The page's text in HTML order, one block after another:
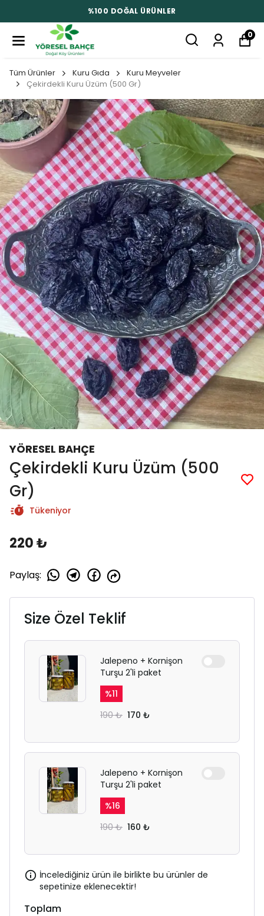
%100 DOĞAL ÜRÜNLER
0
Tüm Ürünler Kuru Gıda
Kuru Meyveler
Çekirdekli Kuru Üzüm (500 Gr)
YÖRESEL BAHÇE
Çekirdekli Kuru Üzüm (500
Gr)
Tükeniyor
220 ₺
Paylaş:
Size Özel Teklif
Jalepeno + Kornişon
Turşu 2'li paket
%11
190 ₺ 170 ₺
Jalepeno + Kornişon
Turşu 2'li paket
%16
190 ₺ 160 ₺
İncelediğiniz ürün ile birlikte bu ürünler de
sepetinize eklenecektir!
Toplam